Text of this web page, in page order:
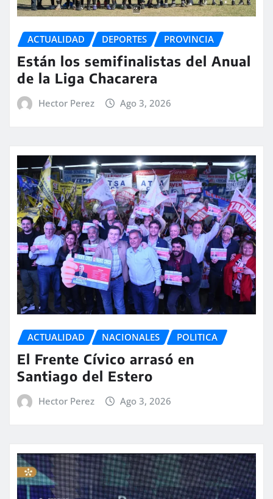
ACTUALIDAD DEPORTES PROVINCIA
Están los semifinalistas del Anual
de la Liga Chacarera
Hector Perez Ago 3, 2026
ACTUALIDAD NACIONALES POLITICA
El Frente Cívico arrasó en
Santiago del Estero
Hector Perez Ago 3, 2026